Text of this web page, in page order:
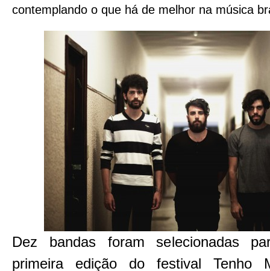
contemplando o que há de melhor na música
Dez bandas foram selecionadas
primeira edição do festival Tenho